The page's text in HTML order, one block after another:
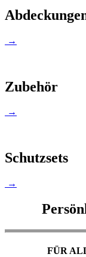
→
Zubehör
→
Schutzsets
→
FÜR